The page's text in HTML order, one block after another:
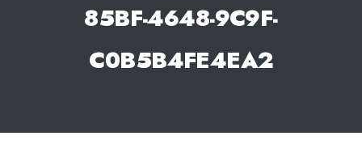
85BF-4648-9C9F-
C0B5B4FE4EA2